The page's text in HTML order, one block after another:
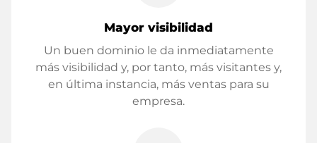
Mayor visibilidad
Un buen dominio le da inmediatamente
más visibilidad y, por tanto, más visitantes y,
en última instancia, más ventas para su
empresa.